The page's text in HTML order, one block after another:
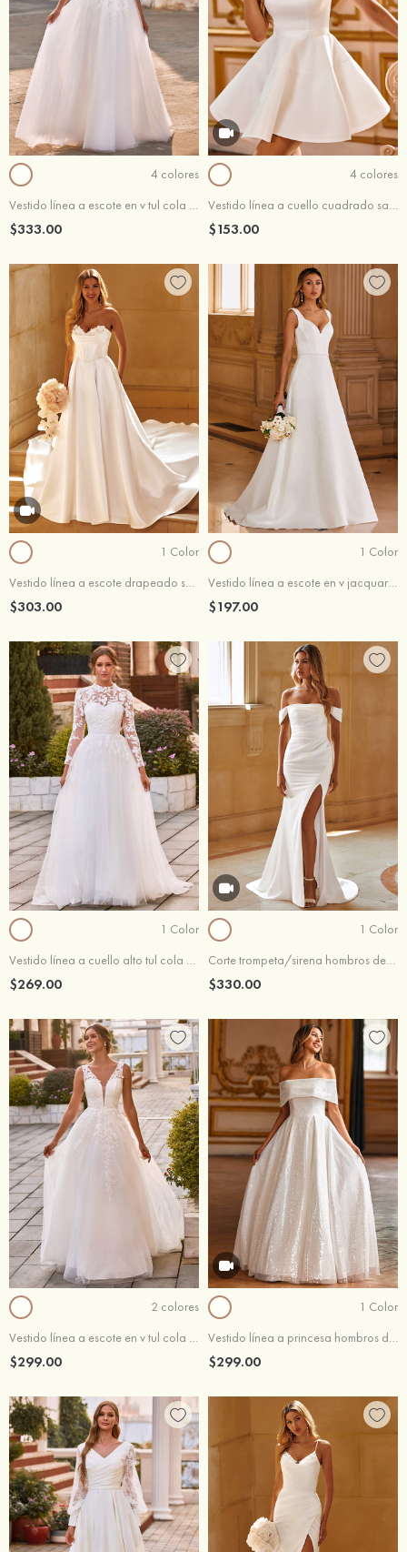
4 colores
Vestido línea a escote en v tul cola de barrido vestido de novia
$333.00
4 colores
Vestido línea a cuello cuadrado satén corto/mini vestido de novia
$153.00
1 Color
Vestido línea a escote drapeado satén tren de la capilla vestido de novia
$303.00
1 Color
Vestido línea a escote en v jacquard cepillo tren vestido de novia
$197.00
1 Color
Vestido línea a cuello alto tul cola de corte vestido de novia
$269.00
1 Color
Corte trompeta/sirena hombros descubiertos crepé elástico tren de la corte vestido de novia
$330.00
2 colores
Vestido línea a escote en v tul cola de barrido vestido de novia
$299.00
1 Color
Vestido línea a princesa hombros descubiertos lentejuelas hasta el suelo vestido de novia
$299.00